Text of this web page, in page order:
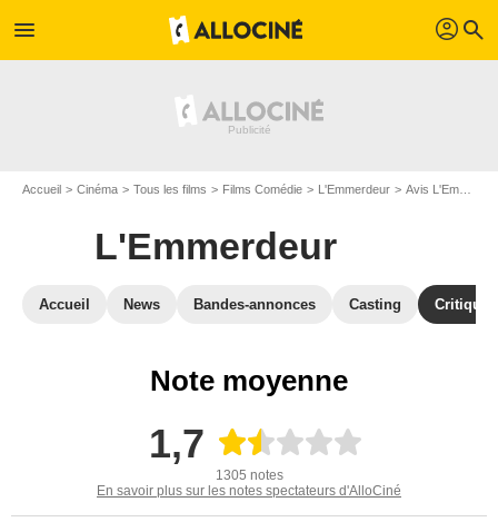
menu profil search
Accueil Cinéma Tous les films Films Comédie L'Emmerdeur Avis L'Emmerdeur
L'Emmerdeur
Accueil News Bandes-annonces Casting
Note moyenne
1,7
1305 notes
En savoir plus sur les notes spectateurs d'AlloCiné